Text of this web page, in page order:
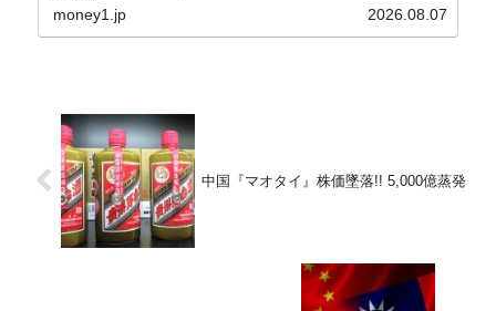
2.8％上昇（06月は3.2％）となり、上昇率は前...
money1.jp 2026.08.07
中国『マオタイ』株価墜落!! 5,000億蒸発